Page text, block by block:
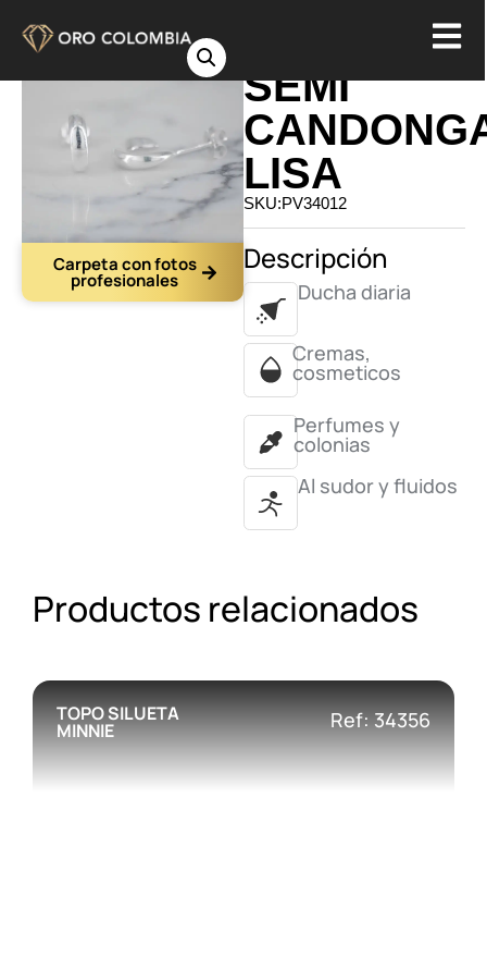
Carpeta con fotos
profesionales
SEMI
LISA
SKU:PV34012
Descripción
Ducha diaria
Cremas,
cosmeticos
Perfumes y
colonias
Al sudor y fluidos
Productos relacionados
TOPO SILUETA
MINNIE Ref: 34356